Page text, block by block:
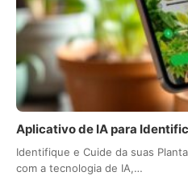
Aplicativo de IA para
Identifique e Cuide da suas
com a tecnologia de IA,…